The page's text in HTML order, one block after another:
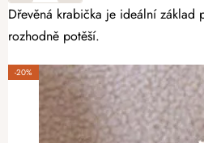
Dřevěná krabička je ideální základ
rozhodně potěší.
-20%